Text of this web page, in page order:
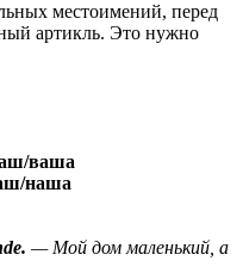
местоимений, перед
артикль. Это нужно
ваша
наша
— Мой дом маленький, а